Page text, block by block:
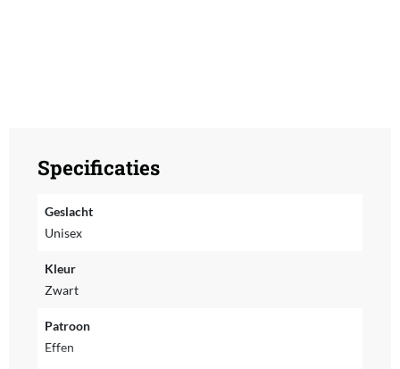
Specificaties
Geslacht
Unisex
Kleur
Zwart
Patroon
Effen